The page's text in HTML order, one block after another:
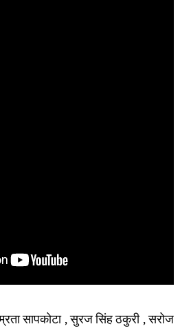
सापकोटा , सुरज सिंह ठकुरी , सरोज